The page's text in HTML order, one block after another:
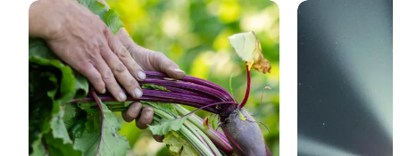
Læs mere Læs mere